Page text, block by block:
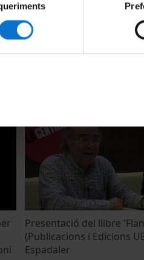
Presentació del llibre
(Publicacions i Edicions
Espadaler